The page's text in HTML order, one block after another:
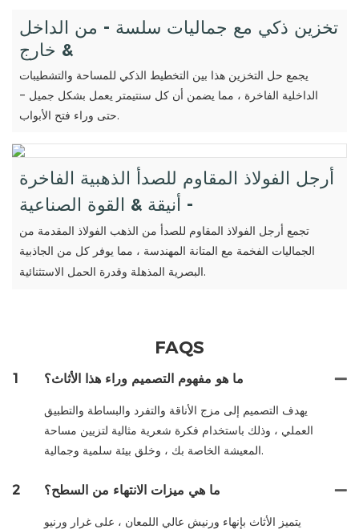
تخزين ذكي مع جماليات سلسة - من الداخل
& خارج
يجمع حل التخزين هذا بين التخطيط الذكي للمساحة والتشطيبات
الداخلية الفاخرة ، مما يضمن أن كل سنتيمتر يعمل بشكل جميل -
حتى وراء فتح الأبواب.
أرجل الفولاذ المقاوم للصدأ الذهبية الفاخرة
- أنيقة & القوة الصناعية
تجمع أرجل الفولاذ المقاوم للصدأ من الذهب الفولاذ المقدمة من
الجماليات الفخمة مع المتانة المهندسة ، مما يوفر كل من الجاذبية
البصرية المذهلة وقدرة الحمل الاستثنائية.
FAQS
1 ما هو مفهوم التصميم وراء هذا الأثاث؟
يهدف التصميم إلى مزج الأناقة والتفرد والبساطة والتطبيق
العملي ، وذلك باستخدام فكرة شعرية مثالية لتزيين مساحة
المعيشة الخاصة بك ، وخلق بيئة سلمية وجمالية.
2 ما هي ميزات الانتهاء من السطح؟
يتميز الأثاث بإنهاء ورنيش عالي اللمعان ، على غرار ورنيو